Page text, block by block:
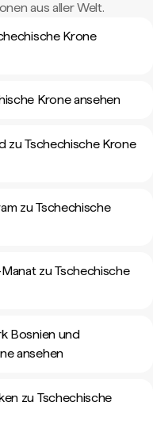
aus aller Welt.
Krone
Krone ansehen
zu Tschechische Krone
zu Tschechische
zu Tschechische
Bosnien und
ansehen
zu Tschechische